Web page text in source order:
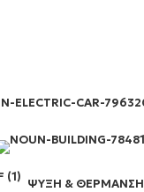
ΨΎΞΗ & ΘΈΡΜΑΝΣΗ